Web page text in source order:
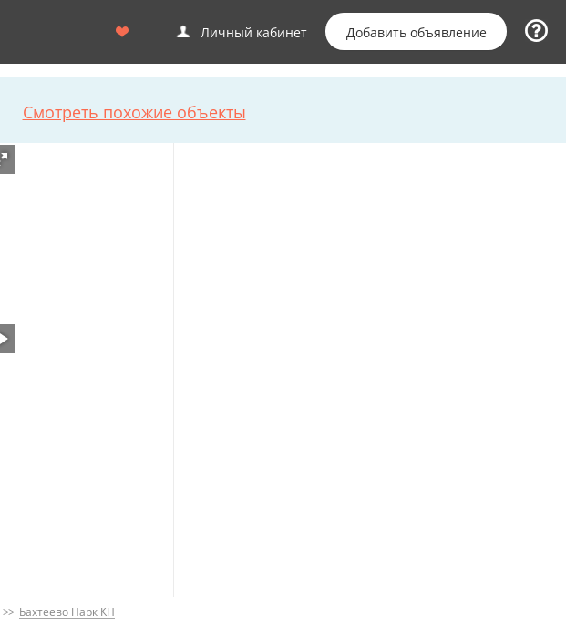
Личный кабинет Добавить объявление
Смотреть похожие объекты
Бахтеево Парк КП